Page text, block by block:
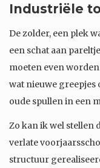
Industriële
De zolder, een plek
een schat aan
moeten even
wat nieuwe greepjes
oude spullen in een
Zo kan ik wel stellen
verlate
structuur